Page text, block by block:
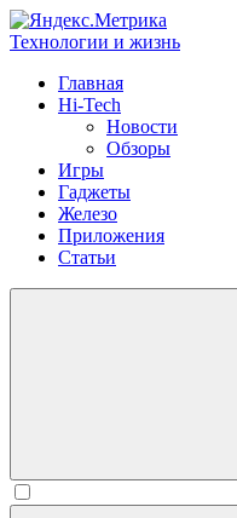
Технологии и жизнь
Главная
Hi-Tech
Новости
Обзоры
Игры
Гаджеты
Железо
Приложения
Статьи